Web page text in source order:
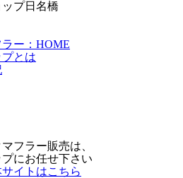
ー：HOME
とは
フラー販売は、
にお任せ下さい
イトはこちら